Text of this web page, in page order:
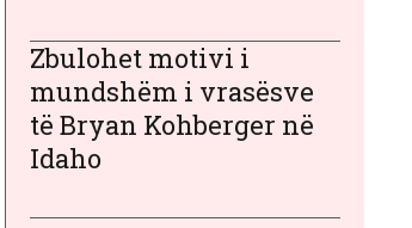
Zbulohet motivi i
mundshëm i vrasësve
të Bryan Kohberger në
Idaho